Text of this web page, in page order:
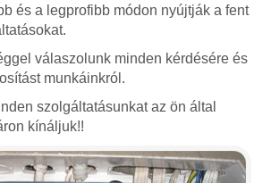
és a legprofibb módon nyújtják a fent
válaszolunk minden kérdésére és
munkáinkról.
szolgáltatásunkat az ön által
kínáljuk!!